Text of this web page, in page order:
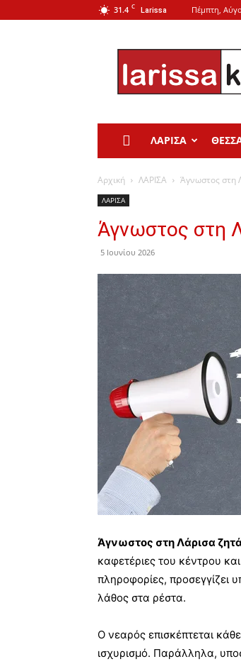
31.4 C Larissa Πέμπτη,
Larissa
ΛΑΡΙΣΑ
Αρχική ΛΑΡΙΣΑ Άγνωστος στη
ΛΑΡΙΣΑ
Άγνωστος στη
5 Ιουνίου 2026
Άγνωστος στη Λάρισα
καφετέριες του κέντρου
πληροφορίες, προσεγγίζει
λάθος στα ρέστα.
Ο νεαρός επισκέπτεται
ισχυρισμό. Παράλληλα,